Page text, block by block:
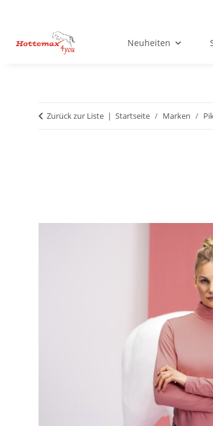
Neuheiten
Zurück zur Liste Startseite Marken